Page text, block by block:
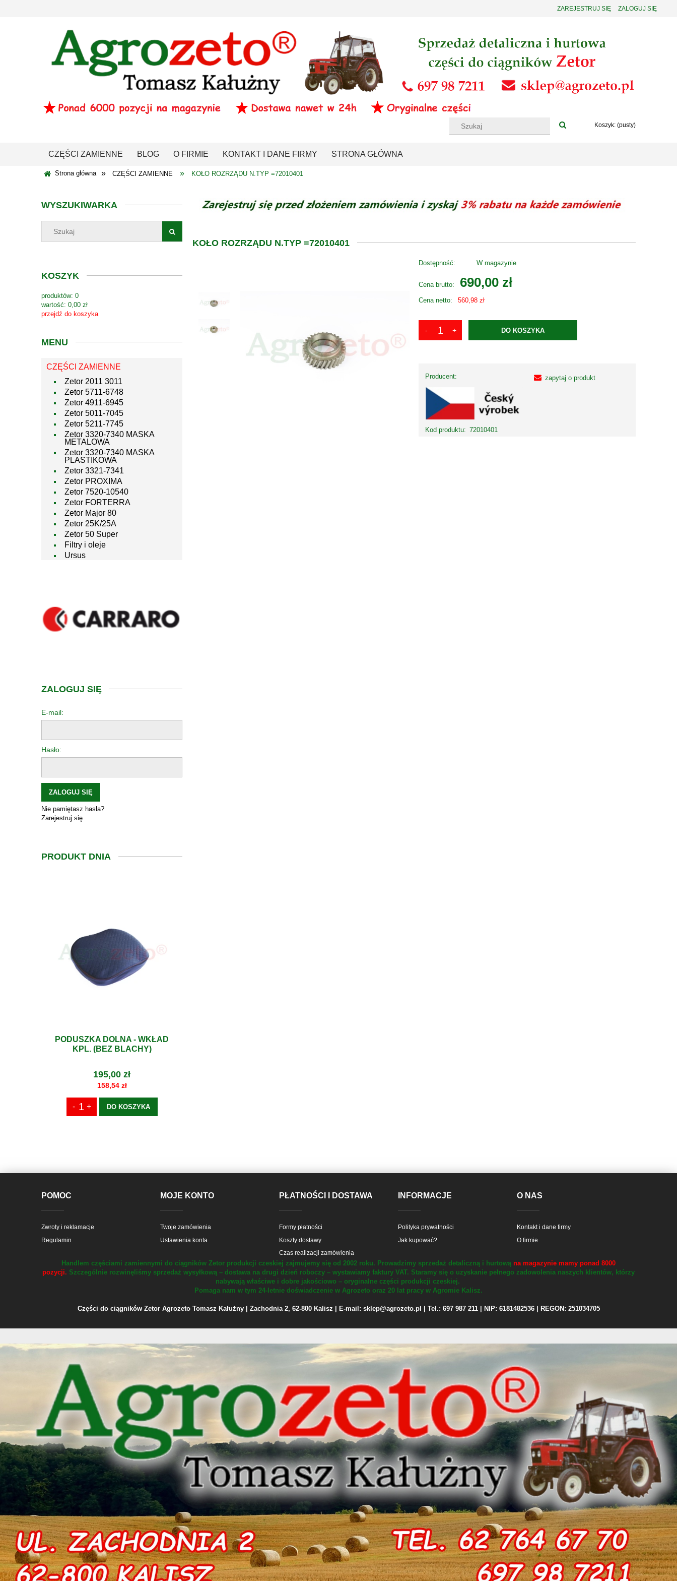
ZAREJESTRUJ SIĘ ZALOGUJ SIĘ
Koszyk: (pusty)
CZĘŚCI ZAMIENNE BLOG O FIRMIE KONTAKT I DANE FIRMY STRONA GŁÓWNA
Strona główna » CZĘŚCI ZAMIENNE » KOŁO ROZRZĄDU N.TYP =72010401
WYSZUKIWARKA
KOSZYK
produktów: 0
wartość: 0,00 zł
przejdź do koszyka
MENU
CZĘŚCI ZAMIENNE
Zetor 2011 3011
Zetor 5711-6748
Zetor 4911-6945
Zetor 5011-7045
Zetor 5211-7745
Zetor 3320-7340 MASKA
METALOWA
Zetor 3320-7340 MASKA
PLASTIKOWA
Zetor 3321-7341
Zetor PROXIMA
Zetor 7520-10540
Zetor FORTERRA
Zetor Major 80
Zetor 25K/25A
Zetor 50 Super
Filtry i oleje
Ursus
ZALOGUJ SIĘ
E-mail:
Hasło:
ZALOGUJ SIĘ
Nie pamiętasz hasła?
Zarejestruj się
PRODUKT DNIA
PODUSZKA DOLNA - WKŁAD
KPL. (BEZ BLACHY)
195,00 zł
158,54 zł
DO KOSZYKA
KOŁO ROZRZĄDU N.TYP =72010401
Dostępność: W magazynie
Cena brutto: 690,00 zł
Cena netto: 560,98 zł
DO KOSZYKA
Producent:
Kod produktu: 72010401
zapytaj o produkt
POMOC
Zwroty i reklamacje
Regulamin
MOJE KONTO
Twoje zamówienia
Ustawienia konta
PŁATNOŚCI I DOSTAWA
Formy płatności
Koszty dostawy
Czas realizacji zamówienia
INFORMACJE
Polityka prywatności
Jak kupować?
O NAS
Kontakt i dane firmy
O firmie
Handlem częściami zamiennymi do ciągników Zetor produkcji czeskiej zajmujemy się od 2002 roku. Prowadzimy sprzedaż detaliczną i hurtową na magazynie mamy ponad 8000
pozycji. Szczególnie rozwinęliśmy sprzedaż wysyłkową – dostawa na drugi dzień roboczy – wystawiamy faktury VAT. Staramy się o uzyskanie pełnego zadowolenia naszych klientów, którzy
nabywają właściwe i dobre jakościowo – oryginalne części produkcji czeskiej.
Pomaga nam w tym 24-letnie doświadczenie w Agrozeto oraz 20 lat pracy w Agromie Kalisz.
Części do ciągników Zetor Agrozeto Tomasz Kałużny | Zachodnia 2, 62-800 Kalisz | E-mail: sklep@agrozeto.pl | Tel.: 697 987 211 | NIP: 6181482536 | REGON: 251034705